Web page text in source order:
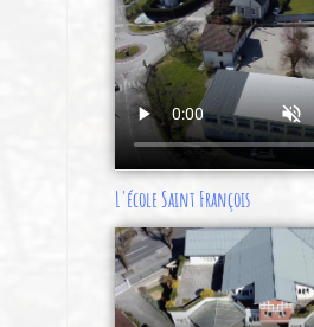
L'école Saint François